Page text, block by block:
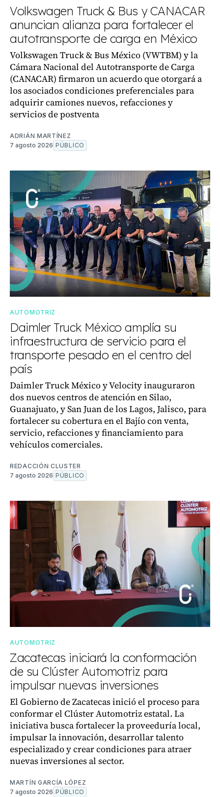
Volkswagen Truck & Bus y CANACAR
anuncian alianza para fortalecer el
autotransporte de carga en México
Volkswagen Truck & Bus México (VWTBM) y la
Cámara Nacional del Autotransporte de Carga
(CANACAR) firmaron un acuerdo que otorgará a
los asociados condiciones preferenciales para
adquirir camiones nuevos, refacciones y
servicios de postventa
ADRIÁN MARTÍNEZ
7 agosto 2026 PÚBLICO
AUTOMOTRIZ
Daimler Truck México amplía su
infraestructura de servicio para el
transporte pesado en el centro del
país
Daimler Truck México y Velocity inauguraron
dos nuevos centros de atención en Silao,
Guanajuato, y San Juan de los Lagos, Jalisco, para
fortalecer su cobertura en el Bajío con venta,
servicio, refacciones y financiamiento para
vehículos comerciales.
REDACCIÓN CLUSTER
7 agosto 2026 PÚBLICO
AUTOMOTRIZ
Zacatecas iniciará la conformación
de su Clúster Automotriz para
impulsar nuevas inversiones
El Gobierno de Zacatecas inició el proceso para
conformar el Clúster Automotriz estatal. La
iniciativa busca fortalecer la proveeduría local,
impulsar la innovación, desarrollar talento
especializado y crear condiciones para atraer
nuevas inversiones al sector.
MARTÍN GARCÍA LÓPEZ
7 agosto 2026 PÚBLICO